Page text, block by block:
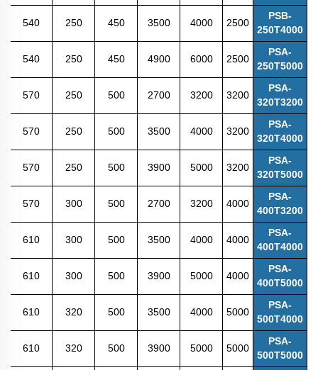
PSB-
250T4000
2500
4000
3500
450
250
540
PSA-
250T5000
2500
6000
4900
450
250
540
PSA-
320T3200
3200
3200
2700
500
250
570
PSA-
320T4000
3200
4000
3500
500
250
570
PSA-
320T5000
3200
5000
3900
500
250
570
PSA-
400T3200
4000
3200
2700
500
300
570
PSA-
400T4000
4000
4000
3500
500
300
610
PSA-
400T5000
4000
5000
3900
500
300
610
PSA-
500T4000
5000
4000
3500
500
320
610
PSA-
500T5000
5000
5000
3900
500
320
610